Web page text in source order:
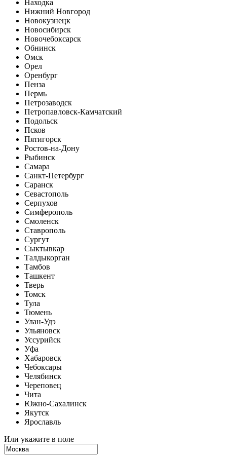
Находка
Нижний Новгород
Новокузнецк
Новосибирск
Новочебоксарск
Обнинск
Омск
Орел
Оренбург
Пенза
Пермь
Петрозаводск
Петропавловск-Камчатский
Подольск
Псков
Пятигорск
Ростов-на-Дону
Рыбинск
Самара
Санкт-Петербург
Саранск
Севастополь
Серпухов
Симферополь
Смоленск
Ставрополь
Сургут
Сыктывкар
Талдыкорган
Тамбов
Ташкент
Тверь
Томск
Тула
Тюмень
Улан-Удэ
Ульяновск
Уссурийск
Уфа
Хабаровск
Чебоксары
Челябинск
Череповец
Чита
Южно-Сахалинск
Якутск
Ярославль
Или укажите в поле